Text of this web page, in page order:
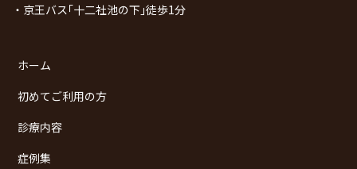
・京王バス｢十二社池の下｣徒歩1分
ホーム
初めてご利用の方
診療内容
症例集